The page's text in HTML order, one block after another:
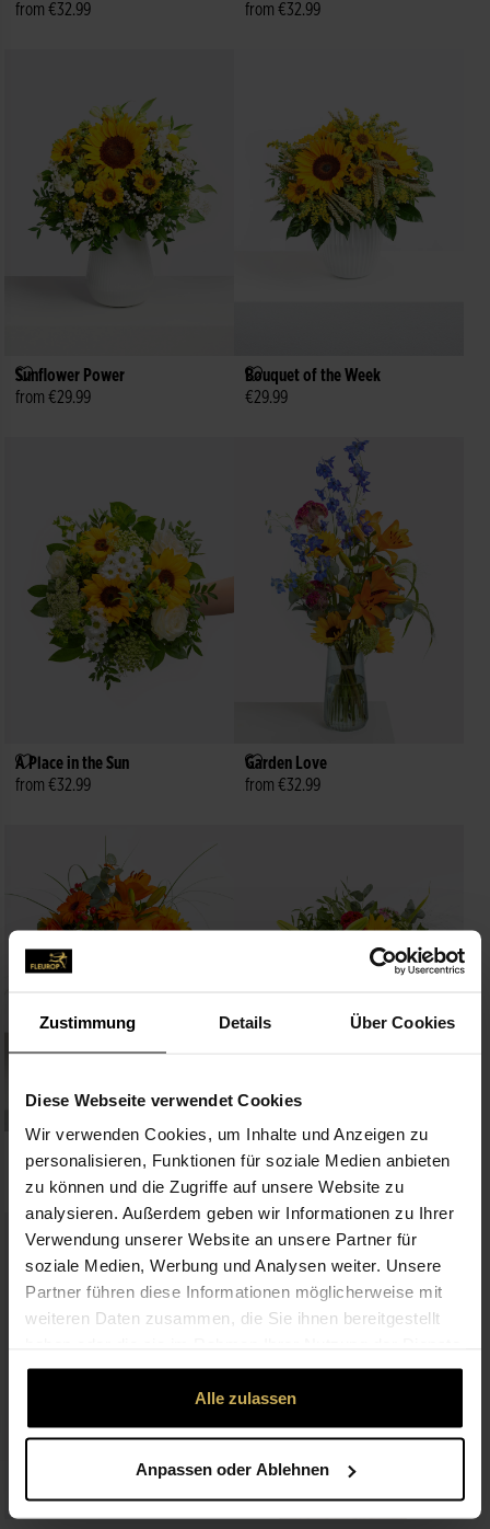
Zustimmung Details Über Cookies
Diese Webseite verwendet Cookies
Wir verwenden Cookies, um Inhalte und Anzeigen zu
personalisieren, Funktionen für soziale Medien anbieten
zu können und die Zugriffe auf unsere Website zu
analysieren. Außerdem geben wir Informationen zu Ihrer
Verwendung unserer Website an unsere Partner für
soziale Medien, Werbung und Analysen weiter. Unsere
Partner führen diese Informationen möglicherweise mit
weiteren Daten zusammen, die Sie ihnen bereitgestellt
gesammelt haben.
Alle zulassen
Anpassen oder Ablehnen
from €32.99
from €32.99
Sunflower Power
from €29.99
Bouquet of the Week
€29.99
A Place in the Sun
from €32.99
Garden Love
from €32.99
Joy of the Sun
from €39.99
Late Summer Splendor
Premium